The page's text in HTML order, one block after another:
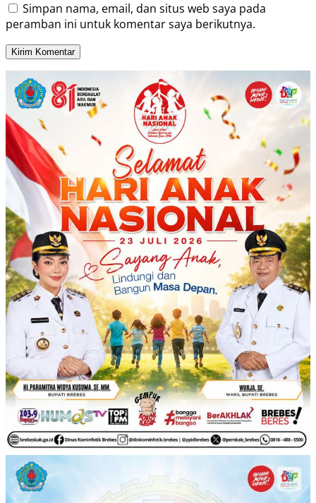
Simpan nama, email, dan situs web saya pada
peramban ini untuk komentar saya berikutnya.